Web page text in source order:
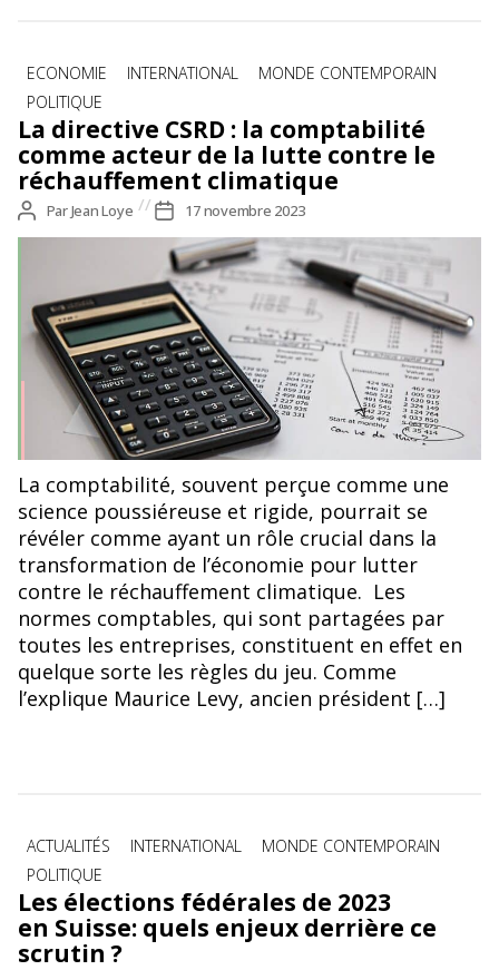
Catégories
ECONOMIE INTERNATIONAL
MONDE CONTEMPORAIN
POLITIQUE
La directive CSRD : la comptabilité
comme acteur de la lutte contre le
réchauffement climatique
Auteur
de
ParJean Loye
Date
de
l’article
17 novembre 2023
La comptabilité, souvent perçue comme une
science poussiéreuse et rigide, pourrait se
révéler comme ayant un rôle crucial dans la
transformation de l’économie pour lutter
contre le réchauffement climatique. Les
normes comptables, qui sont partagées par
toutes les entreprises, constituent en effet en
quelque sorte les règles du jeu. Comme
l’explique Maurice Levy, ancien président […]
Catégories
ACTUALITÉS INTERNATIONAL
MONDE CONTEMPORAIN
POLITIQUE
Les élections fédérales de 2023
en Suisse: quels enjeux derrière ce
scrutin ?